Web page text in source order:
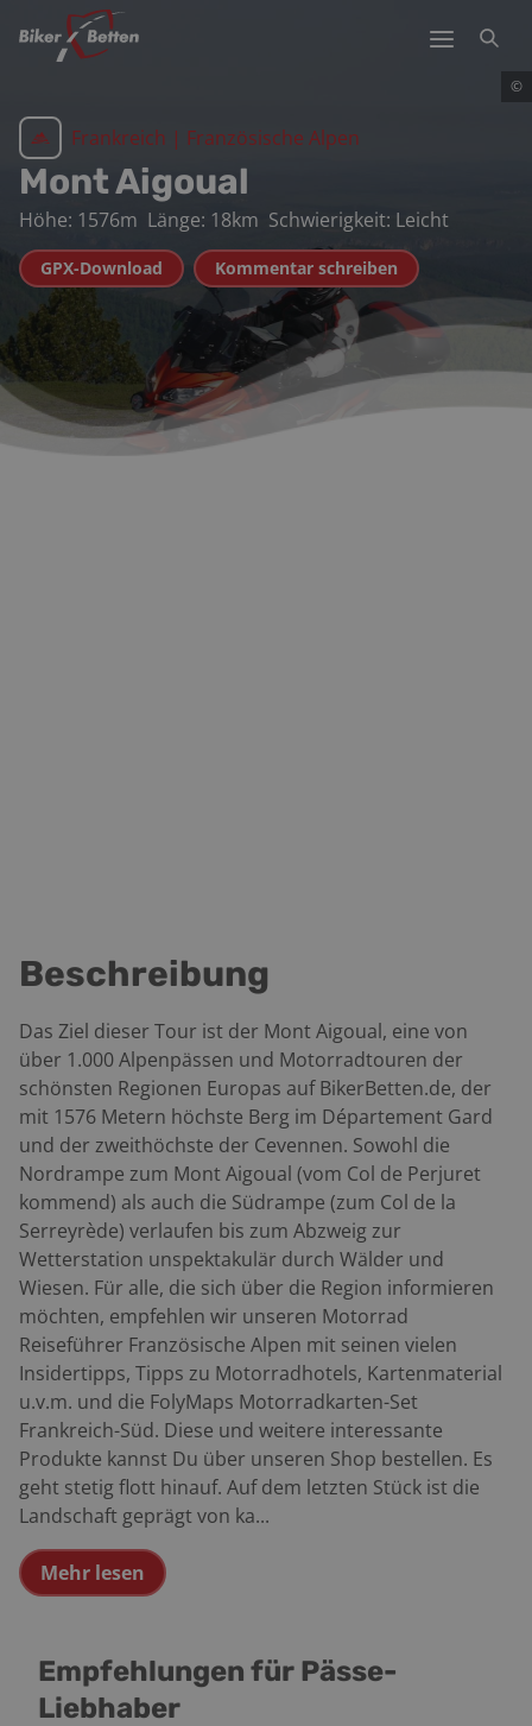
©
Frankreich | Französische Alpen
Mont Aigoual
Höhe: 1576m Länge: 18km Schwierigkeit: Leicht
GPX-Download Kommentar schreiben
Beschreibung
Das Ziel dieser Tour ist der Mont Aigoual, eine von
über 1.000 Alpenpässen und Motorradtouren der
schönsten Regionen Europas auf BikerBetten.de, der
mit 1576 Metern höchste Berg im Département Gard
und der zweithöchste der Cevennen. Sowohl die
Nordrampe zum Mont Aigoual (vom Col de Perjuret
kommend) als auch die Südrampe (zum Col de la
Serreyrède) verlaufen bis zum Abzweig zur
Wetterstation unspektakulär durch Wälder und
Wiesen. Für alle, die sich über die Region informieren
möchten, empfehlen wir unseren Motorrad
Reiseführer Französische Alpen mit seinen vielen
Insidertipps, Tipps zu Motorradhotels, Kartenmaterial
u.v.m. und die FolyMaps Motorradkarten-Set
Frankreich-Süd. Diese und weitere interessante
Produkte kannst Du über unseren Shop bestellen. Es
geht stetig flott hinauf. Auf dem letzten Stück ist die
Landschaft geprägt von ka...
Mehr lesen
Empfehlungen für Pässe-
Liebhaber